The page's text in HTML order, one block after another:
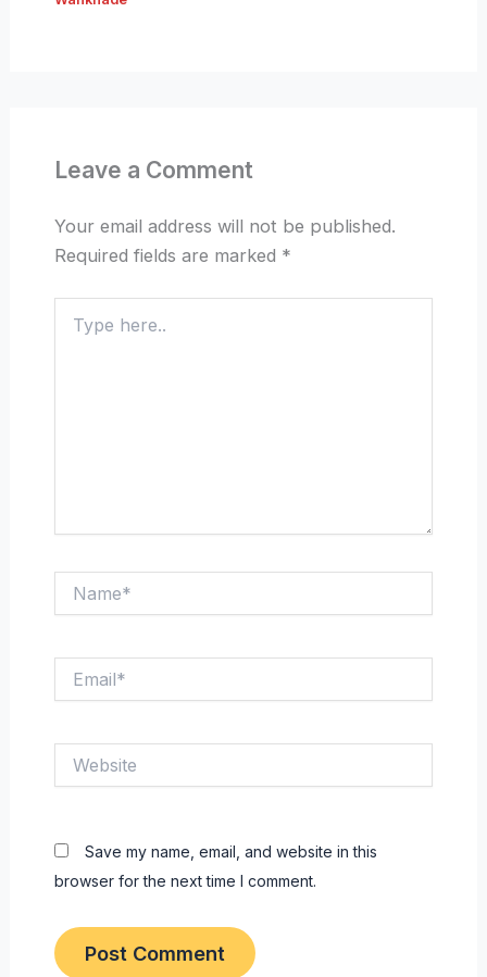
Leave a Comment
Your email address will not be published.
Required fields are marked *
here..
Save my name, email, and website in this
browser for the next time I comment.